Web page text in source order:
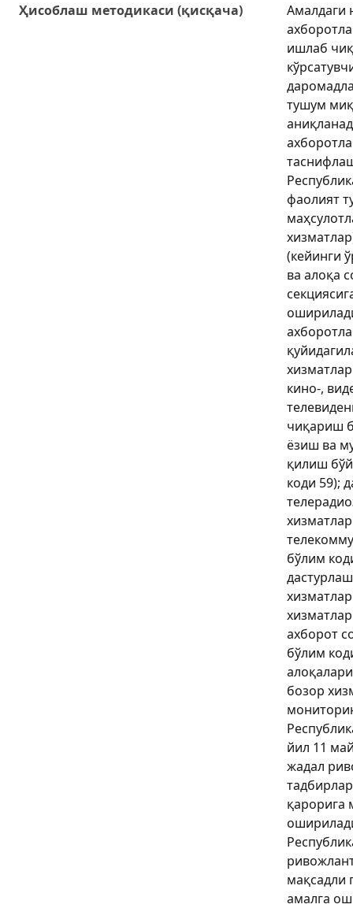
Ҳисоблаш методикаси (қисқача)
Амалдаги
ишлаб
тушум
фаолият
(кейинги
ва алоқа
кино-,
чиқариш
ёзиш ва
қилиш
коди 59);
бўлим
ахборот
бўлим
бозор
йил 11
жадал
қарорига
мақсадли
амалга